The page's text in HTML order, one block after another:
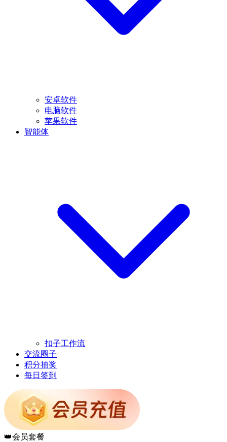
安卓软件
电脑软件
苹果软件
智能体
扣子工作流
交流圈子
积分抽奖
每日签到
👑会员套餐